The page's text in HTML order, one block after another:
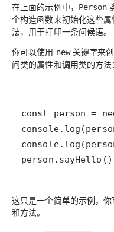
在上面的示例中， Person
个构造函数来初始化这些
法，用于打印一条问候语。
你可以使用 new关键字来
问类的属性和调用类的方法：
这只是一个简单的示例，
和方法。